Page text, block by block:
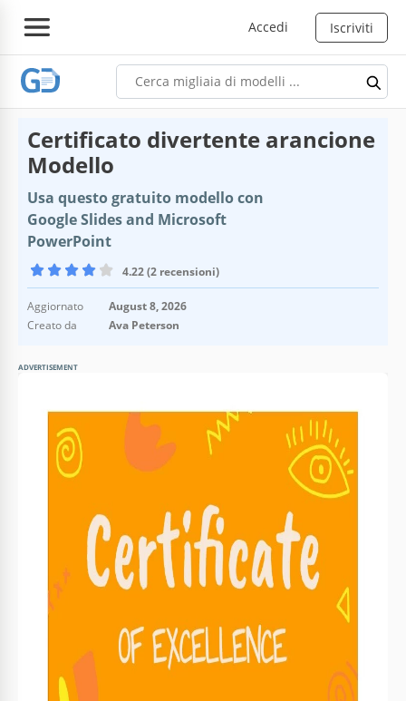
Accedi Iscriviti
Certificato divertente arancione
Modello
Usa questo gratuito modello con
Google Slides and Microsoft
PowerPoint
4.22 (2 recensioni)
Aggiornato
August 8, 2026
Creato da
Ava Peterson
ADVERTISEMENT